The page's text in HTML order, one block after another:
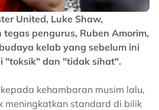
United, Luke Shaw,
pengurus, Ruben Amorim,
kelab yang sebelum ini
"toksik" dan "tidak sihat".
kehambaran musim lalu,
meningkatkan standard di bilik